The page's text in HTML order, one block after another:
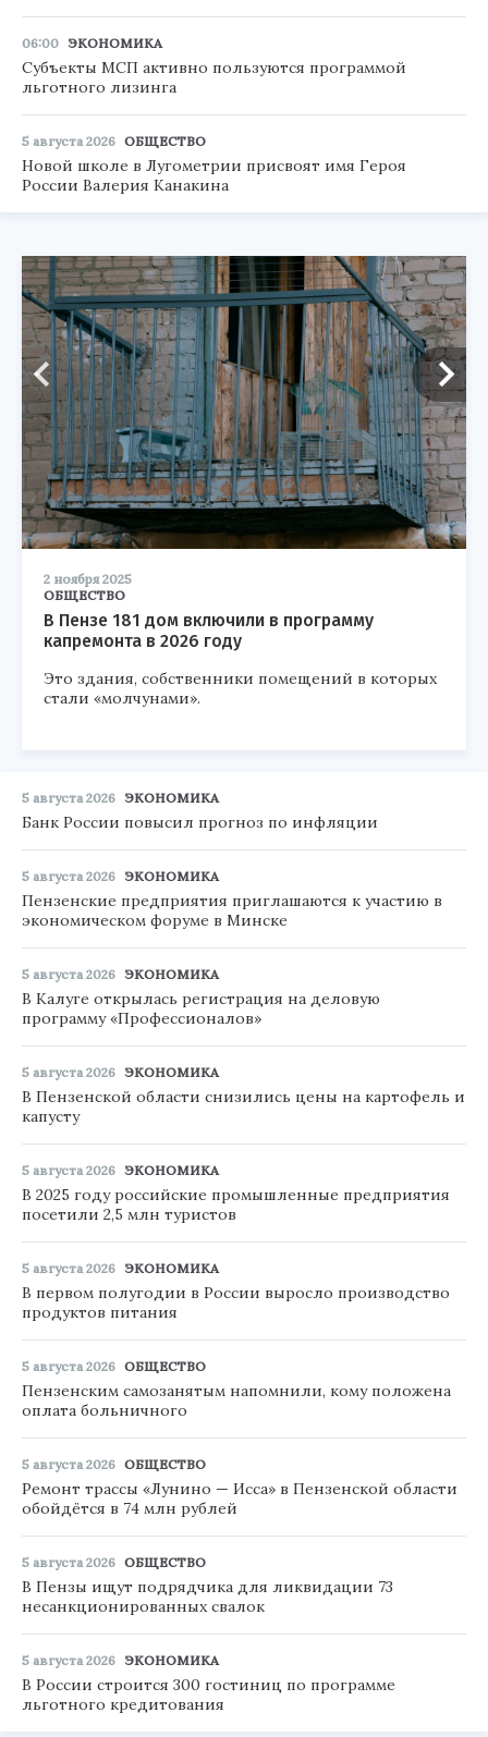
06:00 ЭКОНОМИКА
Субъекты МСП активно пользуются программой
льготного лизинга
5 августа 2026 ОБЩЕСТВО
Новой школе в Лугометрии присвоят имя Героя
России Валерия Канакина
2 ноября 2025
ОБЩЕСТВО
В Пензе 181 дом включили в программу
капремонта в 2026 году
Это здания, собственники помещений в которых
стали «молчунами».
5 августа 2026 ЭКОНОМИКА
Банк России повысил прогноз по инфляции
5 августа 2026 ЭКОНОМИКА
Пензенские предприятия приглашаются к участию в
экономическом форуме в Минске
5 августа 2026 ЭКОНОМИКА
В Калуге открылась регистрация на деловую
программу «Профессионалов»
5 августа 2026 ЭКОНОМИКА
В Пензенской области снизились цены на картофель и
капусту
5 августа 2026 ЭКОНОМИКА
В 2025 году российские промышленные предприятия
посетили 2,5 млн туристов
5 августа 2026 ЭКОНОМИКА
В первом полугодии в России выросло производство
продуктов питания
5 августа 2026 ОБЩЕСТВО
Пензенским самозанятым напомнили, кому положена
оплата больничного
5 августа 2026 ОБЩЕСТВО
Ремонт трассы «Лунино — Исса» в Пензенской области
обойдётся в 74 млн рублей
5 августа 2026 ОБЩЕСТВО
В Пензы ищут подрядчика для ликвидации 73
несанкционированных свалок
5 августа 2026 ЭКОНОМИКА
В России строится 300 гостиниц по программе
льготного кредитования